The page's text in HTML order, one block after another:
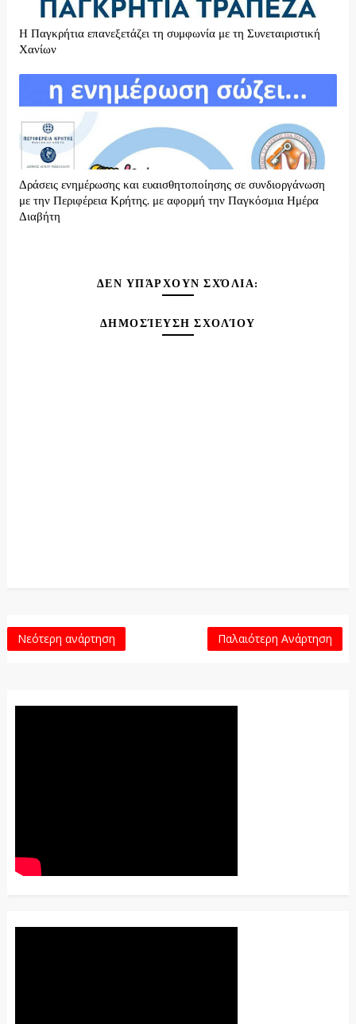
H Παγκρήτια επανεξετάζει τη συμφωνία με τη Συνεταιριστική
Χανίων
Δράσεις ενημέρωσης και ευαισθητοποίησης σε συνδιοργάνωση
με την Περιφέρεια Κρήτης, με αφορμή την Παγκόσμια Ημέρα
Διαβήτη
ΔΕΝ ΥΠΆΡΧΟΥΝ ΣΧΌΛΙΑ:
ΔΗΜΟΣΊΕΥΣΗ ΣΧΟΛΊΟΥ
Νεότερη ανάρτηση Παλαιότερη Ανάρτηση